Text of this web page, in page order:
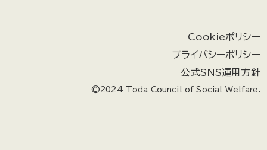
Cookieポリシー
プライバシーポリシー
公式SNS運用方針
©2024 Toda Council of Social Welfare.